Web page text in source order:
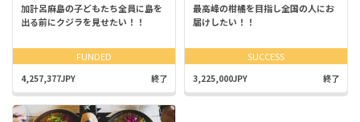
加計呂麻島の子どもたち全員に島を
出る前にクジラを見せたい！！
FUNDED
4,257,377JPY 終了
最高峰の柑橘を目指し全国の人にお
届けしたい！！
SUCCESS
3,225,000JPY 終了